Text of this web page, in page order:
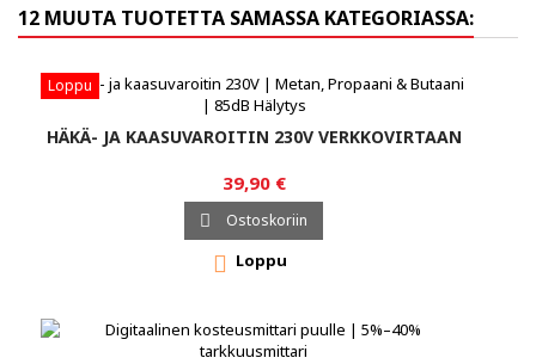
12 MUUTA TUOTETTA SAMASSA KATEGORIASSA:
Loppu
HÄKÄ- JA KAASUVAROITIN 230V VERKKOVIRTAAN
39,90 €
 Ostoskoriin
 Loppu